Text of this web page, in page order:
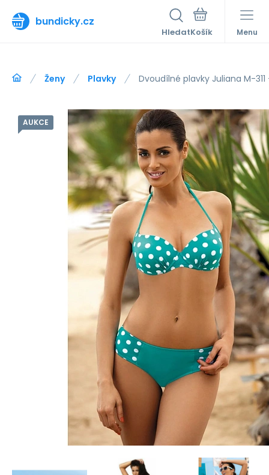
bundicky.cz
Hledat Menu
Ženy Plavky Dvoudílné plavky Juliana M-
AUKCE